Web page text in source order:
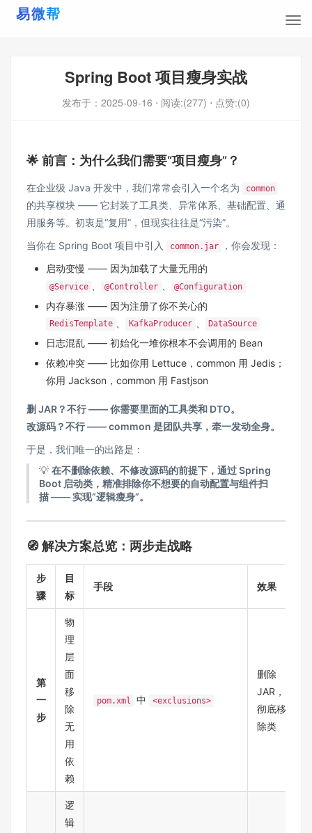
Spring Boot 项目瘦身实战
发布于： 2025-09-16 ⋅ 阅读:(277) ⋅ 点赞:(0)
🌟 前言：为什么我们需要“项目瘦身”？
在企业级 Java 开发中，我们常常会引入一个名为 common
的共享模块 —— 它封装了工具类、异常体系、基础配置、通
用服务等。初衷是“复用”，但现实往往是“污染”。
当你在 Spring Boot 项目中引入
common.jar
，你会发现：
启动变慢 —— 因为加载了大量无用的
@Service @Controller @Configuration
内存暴涨 —— 因为注册了你不关心的
RedisTemplate KafkaProducer DataSource
日志混乱 —— 初始化一堆你根本不会调用的 Bean
依赖冲突 —— 比如你用 Lettuce，common 用 Jedis；
你用 Jackson，common 用 Fastjson
删 JAR？不行 —— 你需要里面的工具类和 DTO。
改源码？不行 —— common 是团队共享，牵一发动全身。
于是，我们唯一的出路是：
💡 在不删除依赖、不修改源码的前提下，通过 Spring
Boot 启动类，精准排除你不想要的自动配置与组件扫
描 —— 实现“逻辑瘦身”。
🧭 解决方案总览：两步走战略
步
骤
目
标
手段 效果
第
一
步
物
理
层
面
移
除
无
用
依
赖
pom.xml 中 <exclusions>
删除
JAR，
彻底移
除类
逻
辑